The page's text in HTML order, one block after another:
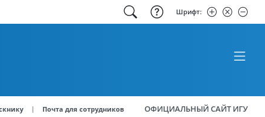
Шрифт:
| Почта для сотрудников ОФИЦИАЛЬНЫЙ САЙТ ИГУ